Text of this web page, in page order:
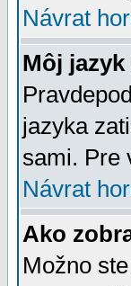
Návrat
Môj jazyk
jazyka
sami. Pre
Návrat
Ako
Možno